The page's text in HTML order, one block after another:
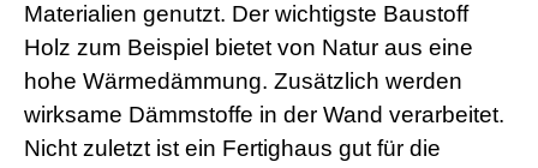
Materialien genutzt. Der wichtigste Baustoff
Holz zum Beispiel bietet von Natur aus eine
hohe Wärmedämmung. Zusätzlich werden
wirksame Dämmstoffe in der Wand verarbeitet.
Nicht zuletzt ist ein Fertighaus gut für die